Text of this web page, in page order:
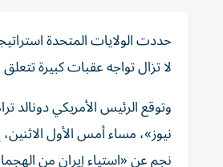
حددت الولايات المتحدة
لا تزال تواجه عقبات كبيرة
وتوقع الرئيس الأمريكي
نيوز»، مساء أمس الأول
نجم عن «استياء إيران من